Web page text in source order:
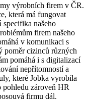
výrobních firem v ČR.
která má fungovat
našeho
firem našeho
v komunikaci s
poměr cizinců různých
pomáhá i s digitalizací
nepřítomností a
které Jobka vyrobila
zároveň HR
firmu dál.